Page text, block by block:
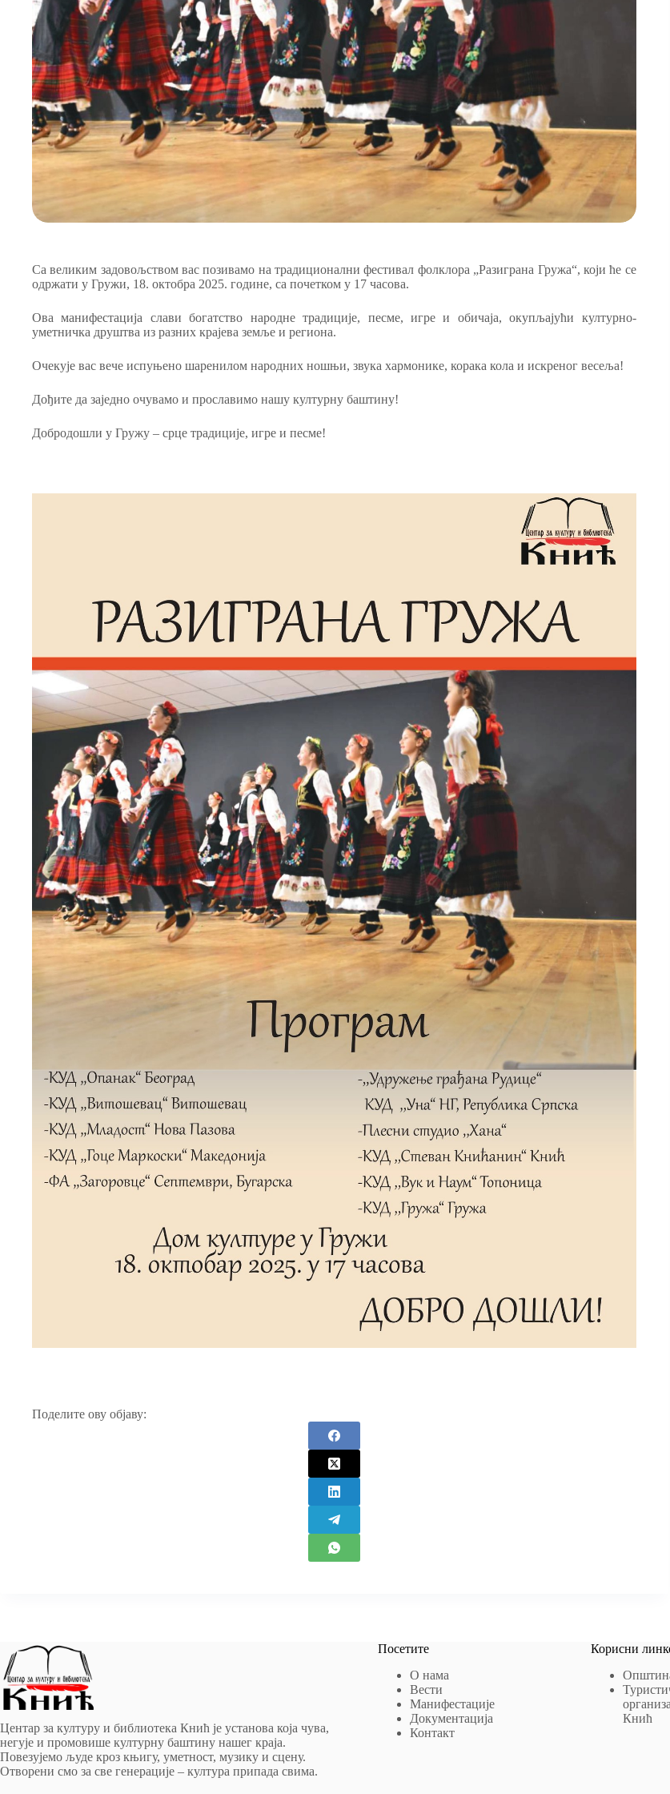
Са великим задовољством вас позивамо на традиционални фестивал фолклора „Разиграна Гружа“, који ће се
одржати у Гружи, 18. октобра 2025. године, са почетком у 17 часова.
Ова манифестација слави богатство народне традиције, песме, игре и обичаја, окупљајући културно-
уметничка друштва из разних крајева земље и региона.
Очекује вас вече испуњено шаренилом народних ношњи, звука хармонике, корака кола и искреног весеља!
Дођите да заједно очувамо и прославимо нашу културну баштину!
Добродошли у Гружу – срце традиције, игре и песме!
Поделите ову објаву:
Центар за културу и библиотека Кнић је установа која чува,
негује и промовише културну баштину нашег краја.
Повезујемо људе кроз књигу, уметност, музику и сцену.
Отворени смо за све генерације – култура припада свима.
Посетите
О нама
Вести
Манифестације
Документација
Контакт
Корисни
Кнић